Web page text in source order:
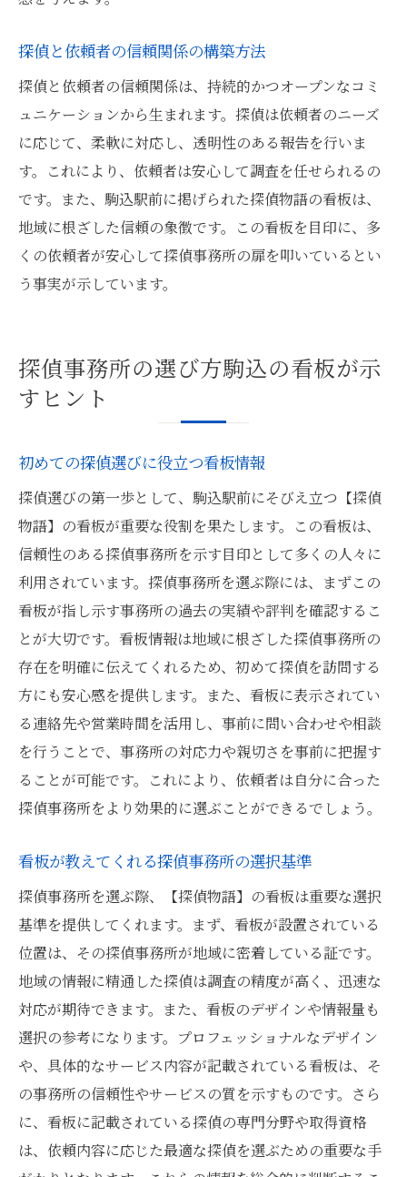
探偵と依頼者の信頼関係の構築方法
探偵と依頼者の信頼関係は、持続的かつオープンなコミ
ュニケーションから生まれます。探偵は依頼者のニーズ
に応じて、柔軟に対応し、透明性のある報告を行いま
す。これにより、依頼者は安心して調査を任せられるの
です。また、駒込駅前に掲げられた探偵物語の看板は、
地域に根ざした信頼の象徴です。この看板を目印に、多
くの依頼者が安心して探偵事務所の扉を叩いているとい
う事実が示しています。
探偵事務所の選び方駒込の看板が示
すヒント
初めての探偵選びに役立つ看板情報
探偵選びの第一歩として、駒込駅前にそびえ立つ【探偵
物語】の看板が重要な役割を果たします。この看板は、
信頼性のある探偵事務所を示す目印として多くの人々に
利用されています。探偵事務所を選ぶ際には、まずこの
看板が指し示す事務所の過去の実績や評判を確認するこ
とが大切です。看板情報は地域に根ざした探偵事務所の
存在を明確に伝えてくれるため、初めて探偵を訪問する
方にも安心感を提供します。また、看板に表示されてい
る連絡先や営業時間を活用し、事前に問い合わせや相談
を行うことで、事務所の対応力や親切さを事前に把握す
ることが可能です。これにより、依頼者は自分に合った
探偵事務所をより効果的に選ぶことができるでしょう。
看板が教えてくれる探偵事務所の選択基準
探偵事務所を選ぶ際、【探偵物語】の看板は重要な選択
基準を提供してくれます。まず、看板が設置されている
位置は、その探偵事務所が地域に密着している証です。
地域の情報に精通した探偵は調査の精度が高く、迅速な
対応が期待できます。また、看板のデザインや情報量も
選択の参考になります。プロフェッショナルなデザイン
や、具体的なサービス内容が記載されている看板は、そ
の事務所の信頼性やサービスの質を示すものです。さら
に、看板に記載されている探偵の専門分野や取得資格
は、依頼内容に応じた最適な探偵を選ぶための重要な手